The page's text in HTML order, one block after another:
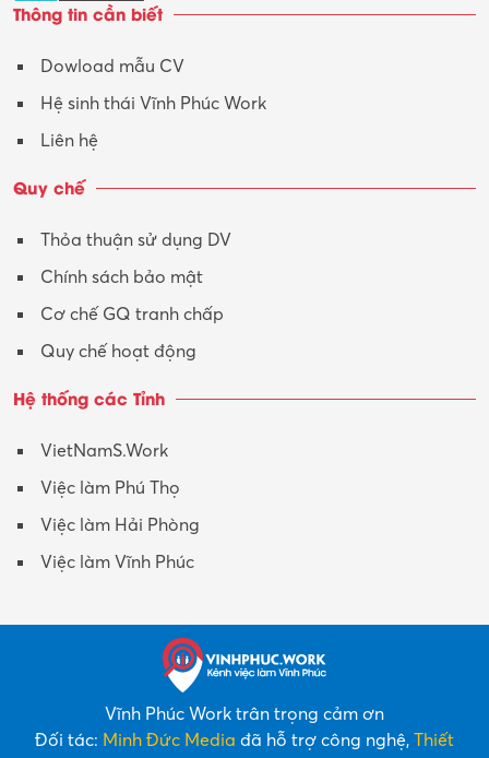
Tư vấn
Tư vấn – Kiến trúc
Y tế-Dược
Thông tin cần biết
Dowload mẫu CV
Hệ sinh thái Vĩnh Phúc Work
Liên hệ
Quy chế
Thỏa thuận sử dụng DV
Chính sách bảo mật
Cơ chế GQ tranh chấp
Quy chế hoạt động
Hệ thống các Tỉnh
VietNamS.Work
Việc làm Phú Thọ
Việc làm Hải Phòng
Việc làm Vĩnh Phúc
Vĩnh Phúc Work trân trọng cảm ơn
Đối tác: Minh Đức Media đã hỗ trợ công nghệ, Thiết